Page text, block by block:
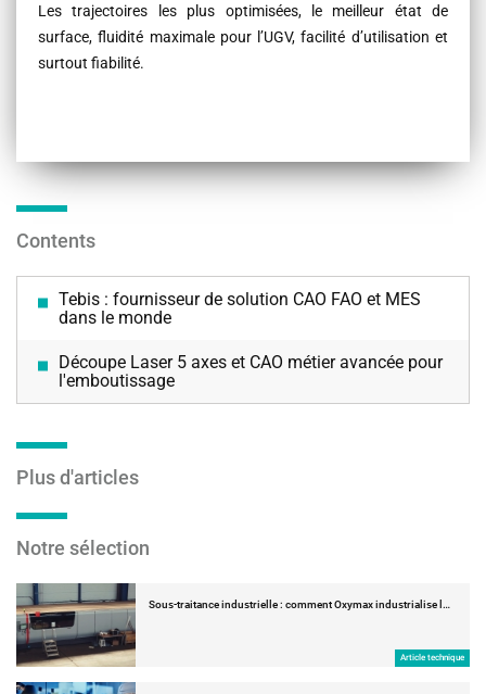
Les trajectoires les plus optimisées, le meilleur état de
surface, fluidité maximale pour l’UGV, facilité d’utilisation et
surtout fiabilité.
Contents
Tebis : fournisseur de solution CAO FAO et MES
dans le monde
Découpe Laser 5 axes et CAO métier avancée pour
l'emboutissage
Plus d'articles
Notre sélection
Sous-traitance industrielle : comment Oxymax industrialise l…
Article technique